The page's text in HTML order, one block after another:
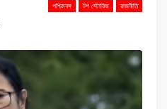
পশ্চিমবঙ্গ টপ স্টোরিজ রাজনীতি